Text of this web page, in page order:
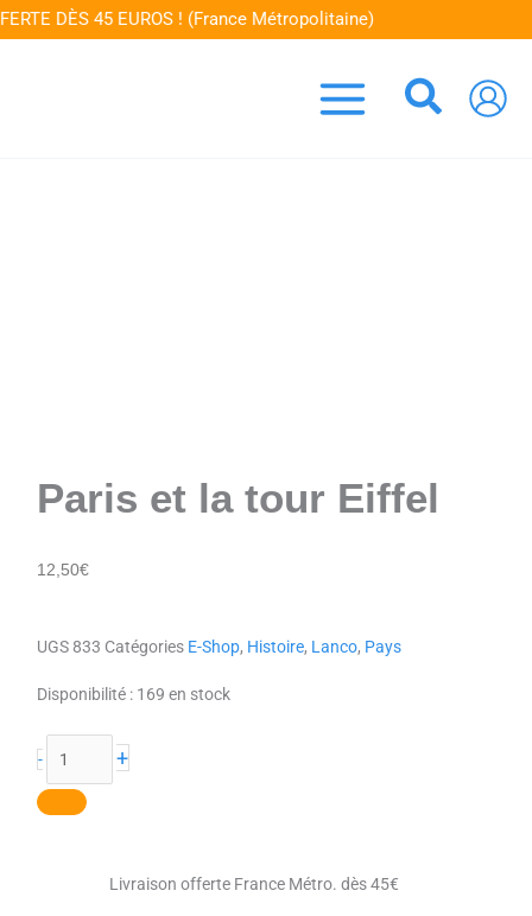
DÈS 45 EUROS ! (France Métropolitaine)
Aller
Paris et la tour Eiffel
12,50€
UGS 833 Catégories E-Shop, Histoire, Lanco, Pays
Disponibilité : 169 en stock
-
quantité
Paris
la
tour
+
Livraison offerte France Métro. dès 45€